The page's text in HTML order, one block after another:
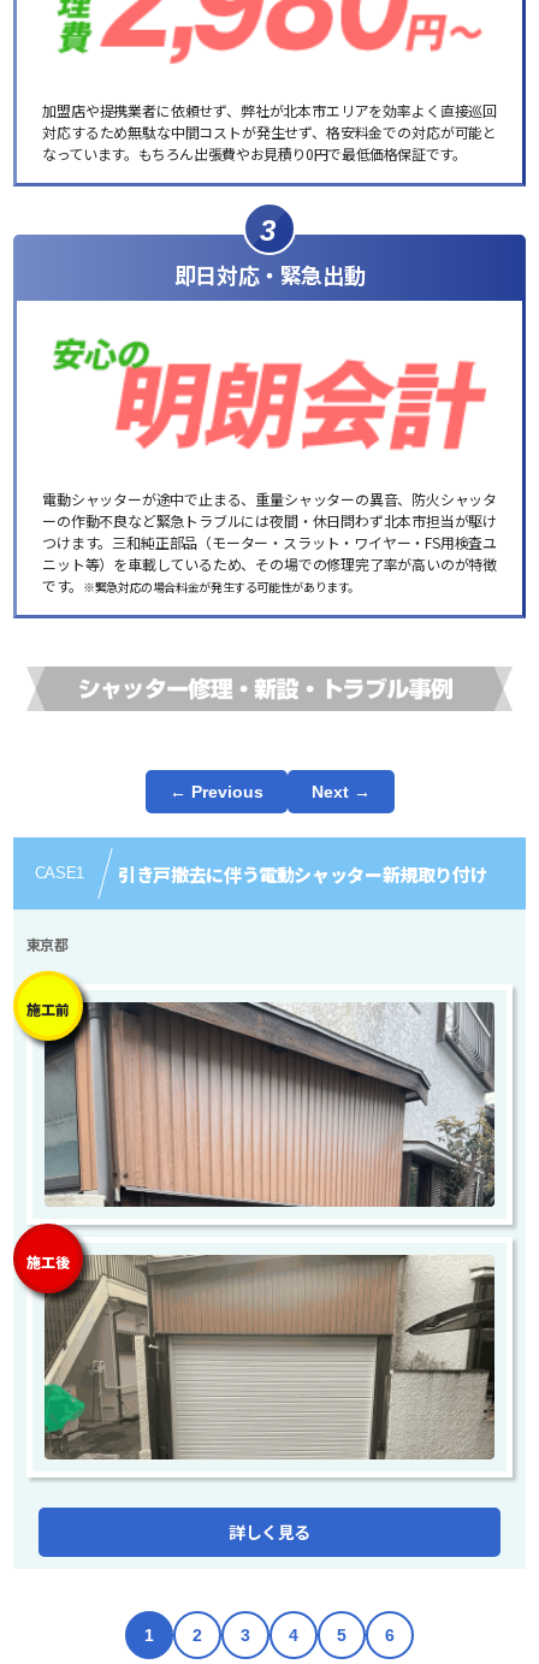
加盟店や提携業者に依頼せず、弊社が北本市エリアを効率よく直接巡回
対応するため無駄な中間コストが発生せず、格安料金での対応が可能と
なっています。もちろん出張費やお見積り0円で最低価格保証です。
3
即日対応・緊急出動
電動シャッターが途中で止まる、重量シャッターの異音、防火シャッタ
ーの作動不良など緊急トラブルには夜間・休日問わず北本市担当が駆け
つけます。三和純正部品（モーター・スラット・ワイヤー・FS用検査ユ
ニット等）を車載しているため、その場での修理完了率が高いのが特徴
です。 ※緊急対応の場合料金が発生する可能性があります。
← Previous Next →
CASE1 引き戸撤去に伴う電動シャッター新規取り付け
東京都
施工前
施工後
詳しく見る
1 2 3 4 5 6